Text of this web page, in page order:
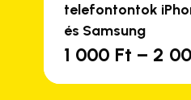
telefontontok
és Samsung
1 000 Ft – 2